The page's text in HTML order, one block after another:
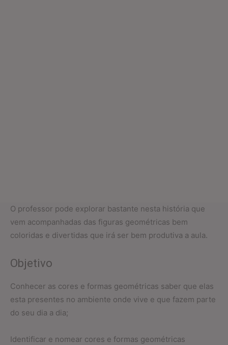
O professor pode explorar bastante nesta história que
vem acompanhadas das figuras geométricas bem
coloridas e divertidas que irá ser bem produtiva a aula.
Objetivo
Conhecer as cores e formas geométricas saber que elas
esta presentes no ambiente onde vive e que fazem parte
do seu dia a dia;
Identificar e nomear cores e formas geométricas